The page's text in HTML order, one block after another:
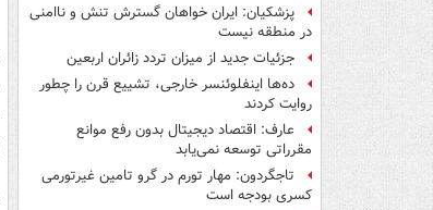
پزشکیان: ایران خواهان گسترش تنش و ناامنی
در منطقه نیست
جزئیات جدید از میزان تردد زائران اربعین
ده‌ها اینفلوئنسر خارجی، تشییع قرن را چطور
روایت کردند
عارف: اقتصاد دیجیتال بدون رفع موانع
مقرراتی توسعه نمی‌یابد
تاجگردون: مهار تورم در گرو تامین غیرتورمی
کسری بودجه است